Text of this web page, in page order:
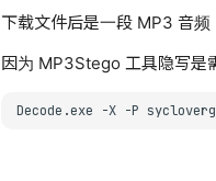
下载文件后是一段 MP3 音
因为 MP3Stego 工具隐写是
Decode.exe -X -P